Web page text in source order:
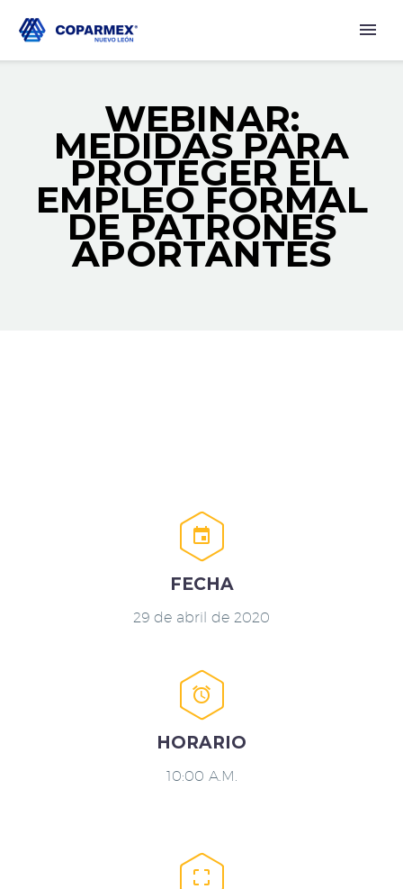
WEBINAR:
MEDIDAS PARA
PROTEGER EL
EMPLEO FORMAL
DE PATRONES
APORTANTES


FECHA
29 de abril de 2020


HORARIO
10:00 A.M.

